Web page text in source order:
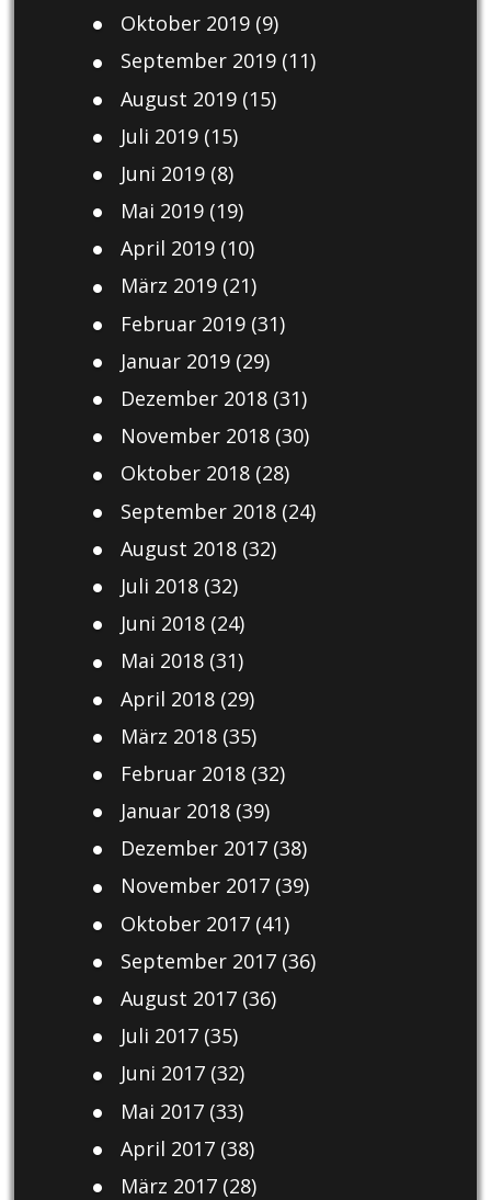
Oktober 2019(9)
September 2019(11)
August 2019(15)
Juli 2019(15)
Juni 2019(8)
Mai 2019(19)
April 2019(10)
März 2019(21)
Februar 2019(31)
Januar 2019(29)
Dezember 2018(31)
November 2018(30)
Oktober 2018(28)
September 2018(24)
August 2018(32)
Juli 2018(32)
Juni 2018(24)
Mai 2018(31)
April 2018(29)
März 2018(35)
Februar 2018(32)
Januar 2018(39)
Dezember 2017(38)
November 2017(39)
Oktober 2017(41)
September 2017(36)
August 2017(36)
Juli 2017(35)
Juni 2017(32)
Mai 2017(33)
April 2017(38)
März 2017(28)